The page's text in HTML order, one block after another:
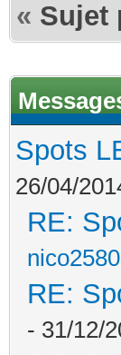
« Sujet
Spots
26/04/
RE:
nico2580
RE:
- 31/12/